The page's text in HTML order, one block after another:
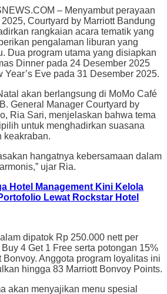
– Menyambut perayaan
Courtyard by Marriott Bandung
rangkaian acara tematik yang
pengalaman liburan yang
Dua program utama yang disiapkan
Dinner pada 24 Desember 2025
Year’s Eve pada 31 Desember 2025.
akan berlangsung di MoMo Café
General Manager Courtyard by
Ria Sari, menjelaskan bahwa tema
untuk menghadirkan suasana
keakraban.
hangatnya kebersamaan dalam
ujar Ria.
Hotel Management Kini Kelola
Lewat Rockstar Hotel
dipatok Rp 250.000 nett per
4 Get 1 Free serta potongan 15%
Bonvoy. Anggota program loyalitas ini
hingga 83 Marriott Bonvoy Points.
akan menyajikan menu spesial